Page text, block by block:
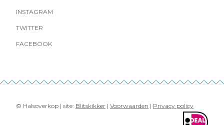
INSTAGRAM
TWITTER
FACEBOOK
© Halsoverkop | site: Blitskikker | Voorwaarden | Privacy policy